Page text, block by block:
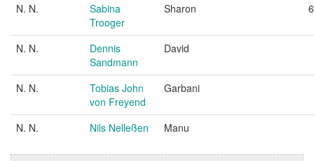
N. N.
Sabina
Trooger
Sharon
N. N.
Dennis
Sandmann
David
N. N.
Tobias John
von Freyend
Garbani
N. N. Nils Nelleßen Manu